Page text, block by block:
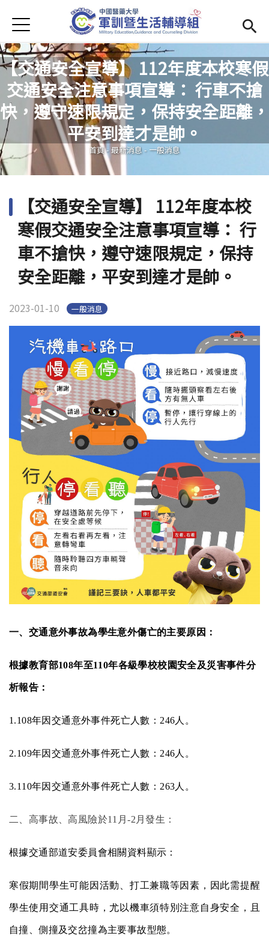
首頁
學務處首頁(link is external)
Open submenu (單位簡介)
單位簡介
最新消息
Open submenu (生活輔導)
生活輔導
Open submenu (校園安全)
校園安全
Open submenu (相關法規及檔案下載)
相關法規及檔案下載
Jump to Navigation
Jump to Main content
【交通安全宣導】 112年度本校寒假
交通安全注意事項宣導： 行車不搶
快，遵守速限規定，保持安全距離，
平安到達才是帥。
您在這裡
首頁 -最新消息- 一般消息
【交通安全宣導】 112年度本校
寒假交通安全注意事項宣導： 行
車不搶快，遵守速限規定，保持
安全距離，平安到達才是帥。
2023-01-10 一般消息
一、交通意外事故為學生意外傷亡的主要原因：
根據教育部108年至110年各級學校校園安全及災害事件分
析報告：
1.108年因交通意外事件死亡人數： 246人。
2.109年因交通意外事件死亡人數： 246人。
3.110年因交通意外事件死亡人數： 263人。
二、高事故、高風險於11 月-2 月發生：
根據交通部道安委員會相關資料顯示：
寒假期間學生可能因活動、打工兼職等因素，因此需提醒
學生使用交通工具時，尤以機車須特別注意自身安全，且
自撞、側撞及交岔撞為主要事故型態。